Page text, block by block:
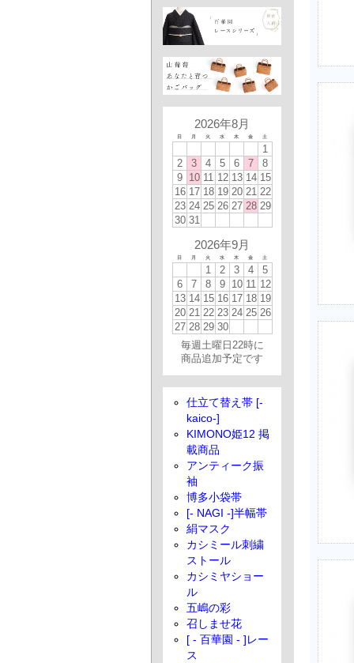
2026年8月
日 月 火 水 木 金 土
1
2
3 4 5 6 7
8
9 10 11 12 13 14 15
16 17 18 19 20 21 22
23 24 25 26 27 28 29
30 31
2026年9月
日 月 火 水 木 金 土
1 2 3 4
5
6
7 8 9 10 11 12
13 14 15 16 17 18 19
20 21 22 23 24 25 26
27 28 29 30
毎週土曜日22時に
商品追加予定です
仕立て替え帯 [-
kaico-]
KIMONO姫12 掲
載商品
アンティーク振
袖
博多小袋帯
[- NAGI -]半幅帯
絹マスク
カシミール刺繍
ストール
カシミヤショー
ル
五嶋の彩
召しませ花
[ - 百華園 - ]レー
ス